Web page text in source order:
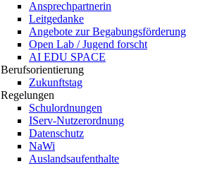
Ansprechpartnerin
Leitgedanke
Angebote zur Begabungsförderung
Open Lab / Jugend forscht
AI EDU SPACE
Berufsorientierung
Zukunftstag
Regelungen
Schulordnungen
IServ-Nutzerordnung
Datenschutz
NaWi
Auslandsaufenthalte